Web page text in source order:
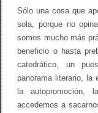
Sólo una cosa que
sola, porque no
somos mucho más
beneficio o hasta
catedrático, un
panorama literario, la
la autopromoción,
accedemos a